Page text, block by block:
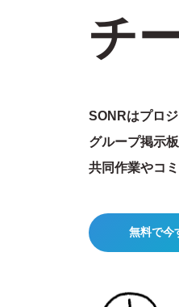
チ
SONRはプロ
グループ掲示
共同作業やコ
無料で今